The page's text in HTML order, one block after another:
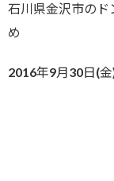
石川県金沢市のド
め
2016年9月30日(